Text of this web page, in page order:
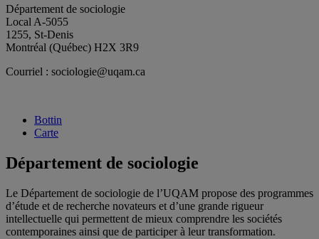
Département de sociologie
Local A-5055
1255, St-Denis
Montréal (Québec) H2X 3R9
Courriel : sociologie@uqam.ca
Bottin
Carte
Département de sociologie
Le Département de sociologie de l’UQAM propose des programmes
d’étude et de recherche novateurs et d’une grande rigueur
intellectuelle qui permettent de mieux comprendre les sociétés
contemporaines ainsi que de participer à leur transformation.